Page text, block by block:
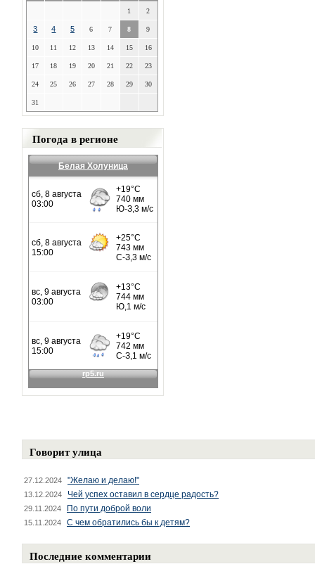
1 2
3 4 5 6 7 8 9
10 11 12 13 14 15 16
17 18 19 20 21 22 23
24 25 26 27 28 29 30
31
Погода в регионе
Белая Холуница
Говорит улица
27.12.2024 "Желаю и делаю!"
13.12.2024 Чей успех оставил в сердце радость?
29.11.2024 По пути доброй воли
15.11.2024 С чем обратились бы к детям?
Последние комментарии